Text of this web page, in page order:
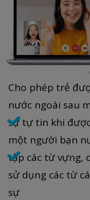
Cho phép trẻ
nước ngoài sau
sự tự tin khi
một người bạn
tập các từ vựng,
sử dụng các từ
sự